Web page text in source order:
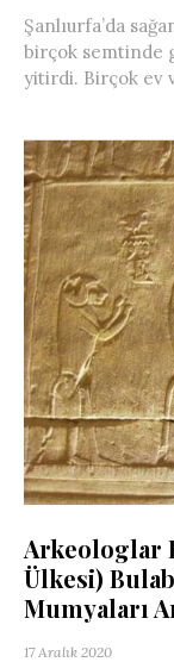
Şanlıurfa’da
birçok semtinde
yitirdi. Birçok ev
Arkeologlar
Ülkesi)
Mumyaları
17 Aralık 2020